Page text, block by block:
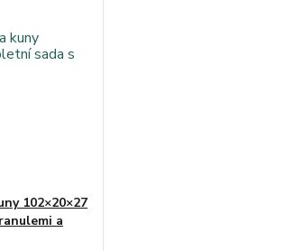
102×20×27
a